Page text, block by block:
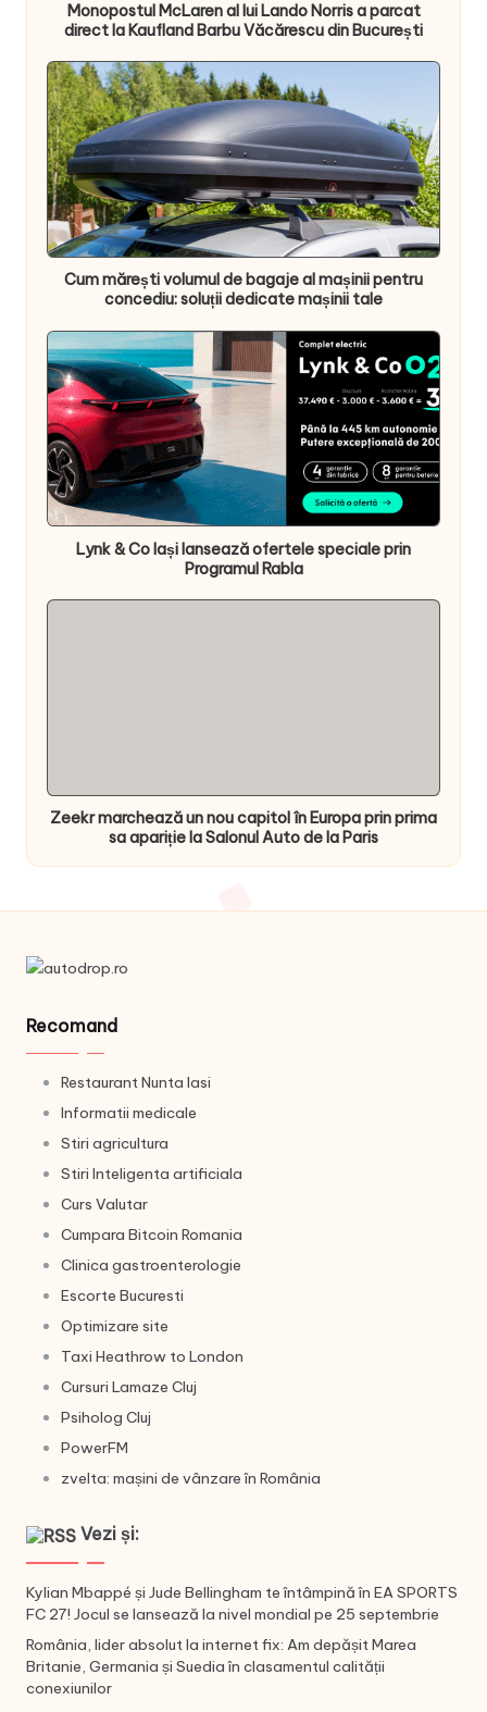
Monopostul McLaren al lui Lando Norris a parcat
direct la Kaufland Barbu Văcărescu din București
Cum mărești volumul de bagaje al mașinii pentru
concediu: soluții dedicate mașinii tale
Lynk & Co Iași lansează ofertele speciale prin
Programul Rabla
Zeekr marchează un nou capitol în Europa prin prima
sa apariție la Salonul Auto de la Paris
Recomand
Restaurant Nunta Iasi
Informatii medicale
Stiri agricultura
Stiri Inteligenta artificiala
Curs Valutar
Cumpara Bitcoin Romania
Clinica gastroenterologie
Escorte Bucuresti
Optimizare site
Taxi Heathrow to London
Cursuri Lamaze Cluj
Psiholog Cluj
PowerFM
zvelta: mașini de vânzare în România
Vezi și:
Kylian Mbappé și Jude Bellingham te întâmpină în EA SPORTS
FC 27! Jocul se lansează la nivel mondial pe 25 septembrie
România, lider absolut la internet fix: Am depășit Marea
Britanie, Germania și Suedia în clasamentul calității
conexiunilor